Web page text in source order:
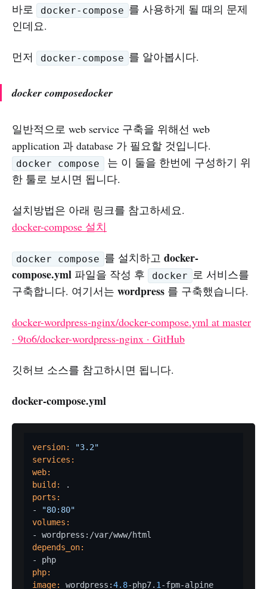
바로
docker-compose 를 사용하게 될 때의 문제
인데요.
먼저 docker-compose 를 알아봅시다.
docker composedocker
일반적으로 web service 구축을 위해선 web
application 과 database 가 필요할 것입니다.
docker compose
는 이 둘을 한번에 구성하기 위
한 툴로 보시면 됩니다.
설치방법은 아래 링크를 참고하세요.
docker-compose 설치
docker compose 를 설치하고 docker-
compose.yml 파일을 작성 후 docker 로 서비스를
구축합니다. 여기서는 wordpress 를 구축했습니다.
docker-wordpress-nginx/docker-compose.yml at master
· 9to6/docker-wordpress-nginx · GitHub
깃허브 소스를 참고하시면 됩니다.
docker-compose.yml
version:
"3.2"
services:
web:
build:
ports:
-
"80:80"
volumes:
depends_on:
php:
image:
wordpress:4.8-php7. 1